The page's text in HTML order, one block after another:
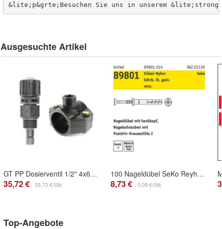
&lite;p&grte;Besuchen Sie uns in unserem
Ausgesuchte Artikel
GT PP Dosierventil 1/2" 4x6mm + 50mm Anbohrschelle
35,72 € 35,72 €/Stk
100 Nageldübel SeKo Reyher 6x60 mm
8,73 € 0,09 €/Stk
Top-Angebote